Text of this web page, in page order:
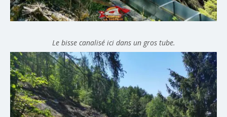
Le bisse canalisé ici dans un gros tube.